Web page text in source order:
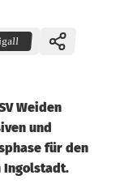
Weiden
und
für den
Ingolstadt.